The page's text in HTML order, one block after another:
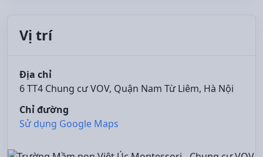
Vị trí
Địa chỉ
6 TT4 Chung cư VOV, Quận Nam Từ Liêm, Hà Nội
Chỉ đường
Sử dụng Google Maps